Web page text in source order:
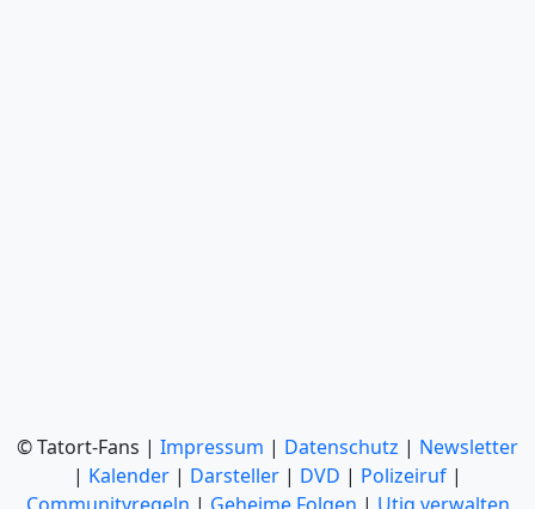
© Tatort-Fans | Impressum | Datenschutz | Newsletter
| Kalender | Darsteller | DVD | Polizeiruf |